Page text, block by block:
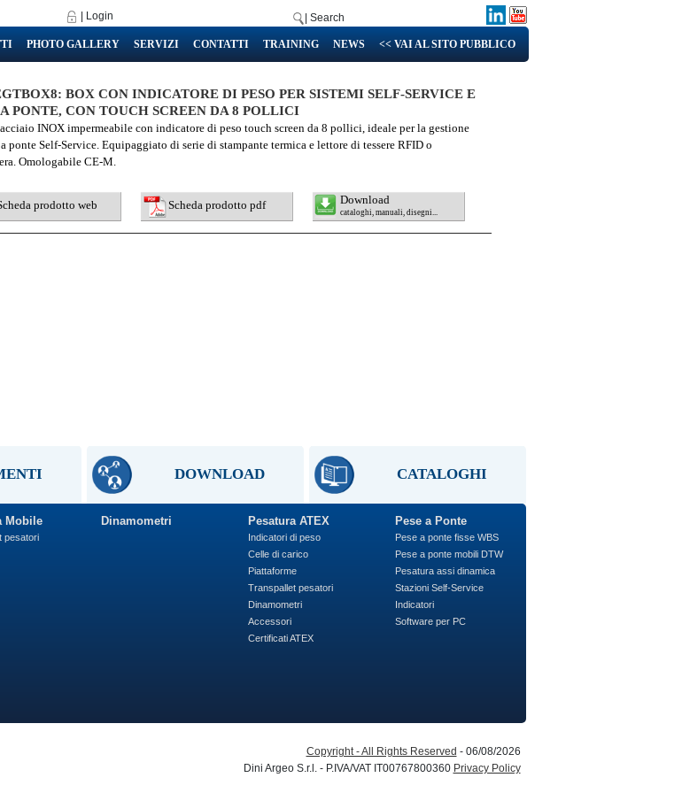
Login | Search
PHOTO GALLERY SERVIZI CONTATTI TRAINING NEWS << VAI AL SITO PUBBLICO
BOX CON INDICATORE DI PESO PER SISTEMI SELF-SERVICE E
A PONTE, CON TOUCH SCREEN DA 8 POLLICI
INOX impermeabile con indicatore di peso touch screen da 8 pollici, ideale per la gestione
ponte Self-Service. Equipaggiato di serie di stampante termica e lettore di tessere RFID o
Omologabile CE-M.
prodotto web Scheda prodotto pdf Download
cataloghi, manuali, disegni...
DOWNLOAD CATALOGHI
Mobile
pesatori
Dinamometri Pesatura ATEX
Indicatori di peso
Celle di carico
Piattaforme
Transpallet pesatori
Dinamometri
Accessori
Certificati ATEX
Pese a Ponte
Pese a ponte fisse WBS
Pese a ponte mobili DTW
Pesatura assi dinamica
Stazioni Self-Service
Indicatori
Software per PC
Copyright - All Rights Reserved - 06/08/2026
Dini Argeo S.r.l. - P.IVA/VAT IT00767800360 Privacy Policy